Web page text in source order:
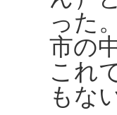
った
市の
これ
もな